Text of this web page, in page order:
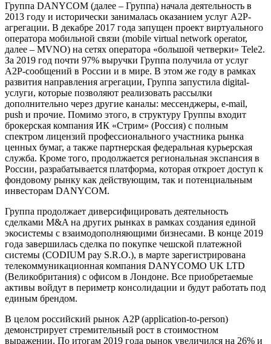
Группа DANYCOM (далее – Группа) начала деятельность в
2013 году и исторически занималась оказанием услуг A2P-
агрегации. В декабре 2017 года запущен проект виртуального
оператора мобильной связи (mobile virtual network operator,
далее – MVNO) на сетях оператора «большой четверки» Tele2.
За 2019 год почти 97% выручки Группа получила от услуг
A2P-сообщений в России и в мире. В этом же году в рамках
развития направления агрегации, Группа запустила digital-
услуги, которые позволяют реализовать рассылки
дополнительно через другие каналы: мессенджеры, e-mail,
push и прочие. Помимо этого, в структуру Группы входит
брокерская компания ИК «Стрим» (Россия) с полным
спектром лицензий профессионального участника рынка
ценных бумаг, а также партнерская федеральная курьерская
служба. Кроме того, продолжается региональная экспансия в
России, разрабатывается платформа, которая откроет доступ к
фондовому рынку как действующим, так и потенциальным
инвесторам DANYCOM.
Группа продолжает диверсифицировать деятельность
сделками M&A на других рынках в рамках создания единой
экосистемы с взаимодополняющими бизнесами. В конце 2019
года завершилась сделка по покупке чешской платежной
системы (CODIUM pay S.R.O.), в марте зарегистрирована
телекоммуникационная компания DANYCOMO UK LTD
(Великобритания) с офисом в Лондоне. Все приобретаемые
активы войдут в периметр консолидации и будут работать под
единым брендом.
В целом российский рынок A2P (application-to-person)
демонстрирует стремительный рост в стоимостном
выражении. По итогам 2019 года рынок увеличился на 26% и